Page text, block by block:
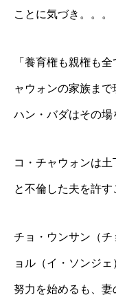
ことに気づき。。。
「養育権も親権も
ャウォンの家族ま
ハン・バダはその場
コ・チャウォンは
と不倫した夫を許す
チョ・ウンサン（
ョル（イ・ソンジ
努力を始めるも、